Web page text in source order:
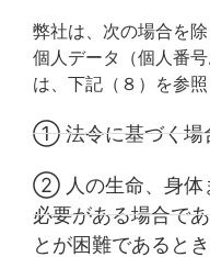
弊社は、次の場合を
個人データ（個人番
は、下記（８）を参
① 法令に基づく場
② 人の生命、身体
必要がある場合で
とが困難であるとき